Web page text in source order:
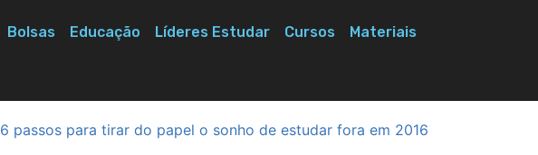
Bolsas Educação Líderes Estudar Cursos Materiais
6 passos para tirar do papel o sonho de estudar fora em 2016